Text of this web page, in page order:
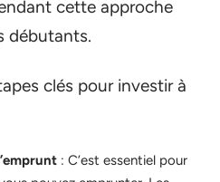
cette approche
débutants.
clés pour investir à
: C’est essentiel pour